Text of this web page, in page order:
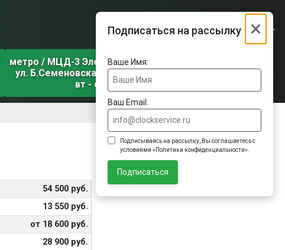
метро / МЦД-3 Электрозаводская
ул. Б.Семеновская, д. 31, корп. 1
вт - сб
×
Подписаться на рассылку
Ваше Имя:
Ваш Email:
Подписываясь на рассылку, Вы соглашаетесь с
условиями «Политики конфиденциальности».
Подписаться
54 500 руб.
13 550 руб.
от 18 600 руб.
28 900 руб.